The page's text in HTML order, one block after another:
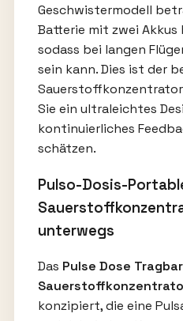
Geschwistermodell
Batterie mit zwei Akkus
sodass bei langen
sein kann. Dies ist der
Sauerstoffkonzentrator
Sie ein ultraleichtes
kontinuierliches
schätzen.
Pulso-Dosis-
unterwegs
Das Pulse Dose
konzipiert, die eine